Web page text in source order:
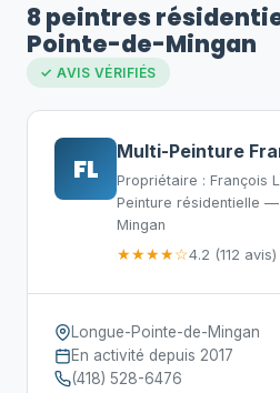
8 peintres
Pointe-de-Mingan
✓ AVIS VÉRIFIÉS
FL
Multi-Peinture
Propriétaire : François
Peinture résidentielle
Mingan
★★★★☆4.2 (112 avis)
Longue-Pointe-de-Mingan
En activité depuis 2017
(418) 528-6476